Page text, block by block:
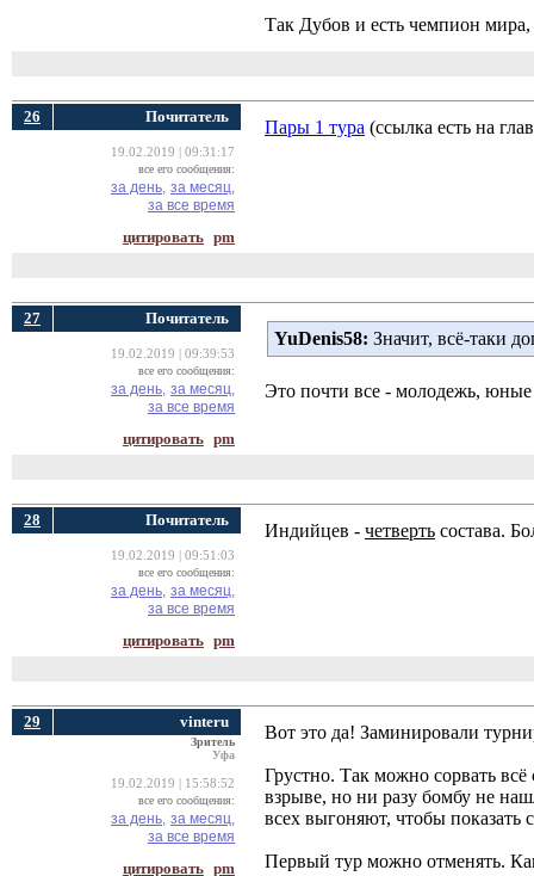
Так Дубов и есть чемпион
26 Почитатель
19.02.2019 | 09:31:17
все его сообщения:
за день, за месяц,
за все время
цитировать pm
Пары 1 тура (ссылка есть на
27 Почитатель
19.02.2019 | 09:39:53
все его сообщения:
за день, за месяц,
за все время
цитировать pm
YuDenis58: Значит, всё-таки
Это почти все - молодежь, юные
28 Почитатель
19.02.2019 | 09:51:03
все его сообщения:
за день, за месяц,
за все время
цитировать pm
Индийцев - четверть состава.
29 vinteru
Зритель
Уфа
19.02.2019 | 15:58:52
все его сообщения:
за день, за месяц,
за все время
цитировать pm
Вот это да! Заминировали
Грустно. Так можно сорвать
взрыве, но ни разу бомбу не
всех выгоняют, чтобы показать
Первый тур можно отменять.